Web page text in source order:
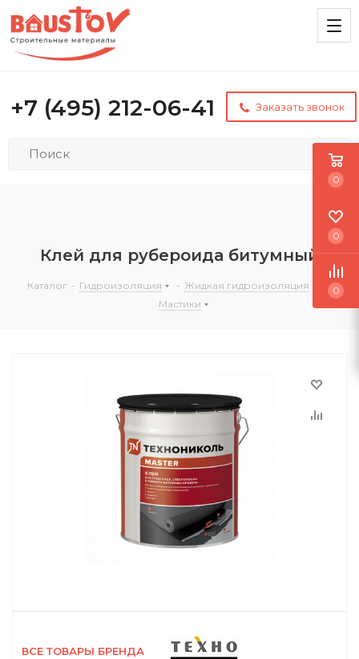
+7 (495) 212-06-41 Заказать звонок
Клей для рубероида битумный
Каталог - Гидроизоляция - Жидкая гидроизоляция
Мастики
ВСЕ ТОВАРЫ БРЕНДА
0
0
0